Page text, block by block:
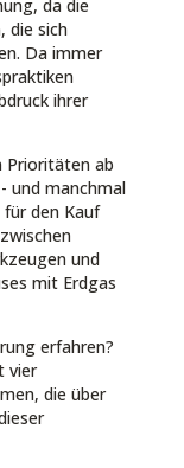
da die
die sich
Da immer
ihrer
Prioritäten ab
und manchmal
für den Kauf
und
mit Erdgas
erfahren?
vier
die über